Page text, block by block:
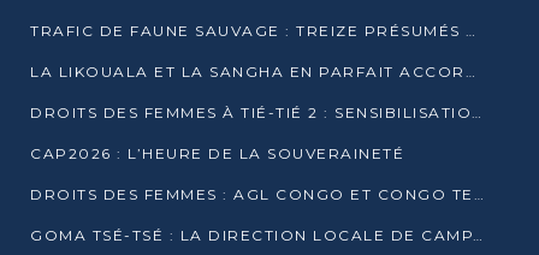
TRAFIC DE FAUNE SAUVAGE : TREIZE PRÉSUMÉS TRAFIQUANTS INTERPELLÉS AU CONGO EN 2025
LA LIKOUALA ET LA SANGHA EN PARFAIT ACCORD AVEC LE PROJET DE SOCIÉTÉ DU CANDIDAT DENIS SASSOU-N’GUESSO
DROITS DES FEMMES À TIÉ-TIÉ 2 : SENSIBILISATION ET PÉDAGOGIE SUR LE DROIT DE VOTE
CAP2026 : L’HEURE DE LA SOUVERAINETÉ
DROITS DES FEMMES : AGL CONGO ET CONGO TERMINAL METTENT EN AVANT LE LEADERSHIP FÉMININ
GOMA TSÉ-TSÉ : LA DIRECTION LOCALE DE CAMPAGNE INTENSIFIE LA SENSIBILISATION DANS LES VILLAGES